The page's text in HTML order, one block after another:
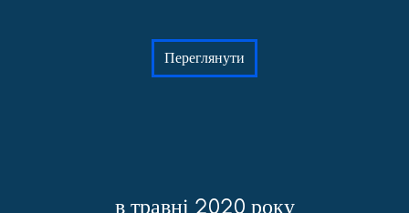
Переглянути
в травні 2020 року